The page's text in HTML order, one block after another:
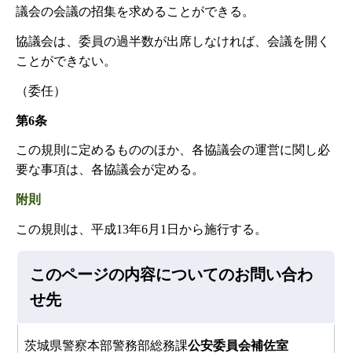
議会の会議の招集を求めることができる。
協議会は、委員の過半数が出席しなければ、会議を開く
ことができない。
（委任）
第6条
この規則に定めるもののほか、各協議会の運営に関し必
要な事項は、各協議会が定める。
附則
この規則は、平成13年6月1日から施行する。
このページの内容についてのお問い合わ
せ先
茨城県警察本部警務部総務課公安委員会補佐室